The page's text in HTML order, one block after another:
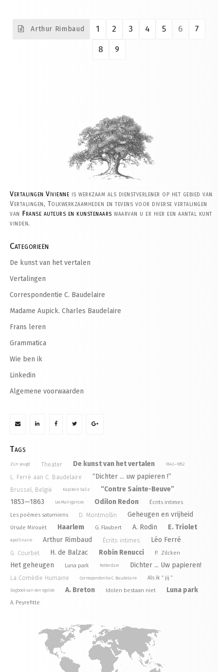
Arthur Rimbaud 1 2 3 4 5 6
7
8
9
Vertalingen Vivienne is werkzaam als dienstverlener op het gebied van
Vertalingen, Tolkwerkzaamheden en tevens voor diverse vertalingen
van Franse auteurs en kunstenaars waarvan u er hier een aantal kunt
vinden.
Categorieën
De kunst van het vertalen
Vertalingen
Correspondentie C. Baudelaire
Madame Aupick. Charles Baudelaire
Frans leren
Grammatica
Wie ben ik
Linkedin
Algemene voorwaarden
Tags
Zijn jeugd Theater De kunst van het vertalen 1842—1852
L. Ferré aan C. Baudelaire “Dichter ... uw papieren !”
Brussel, België Kapitein Saliz
“Contre Sainte-Beuve”
1853—1863
Les Manigances Odilon Redon
Écrits intimes
Les poèmes saturniens
D. Montmollin Geheugen en vrijheid
Ursule Mirouët Haarlem G. Flaubert A. Rodin E. Triolet
Apollinaire Arthur Rimbaud Écrits intimes Léo Ferré
G. Courbet H. de Balzac Robin Renucci P. Zilcken
Het geheugen Luna park Rotterdam Dichter ... Uw papieren!
La Comédie Humaine Correspondentie C. Baudelaire Als ik “ jij ”
Dagboek van een egoïste A. Breton Idolen bestaan niet Luna park
A. Peyrefitte